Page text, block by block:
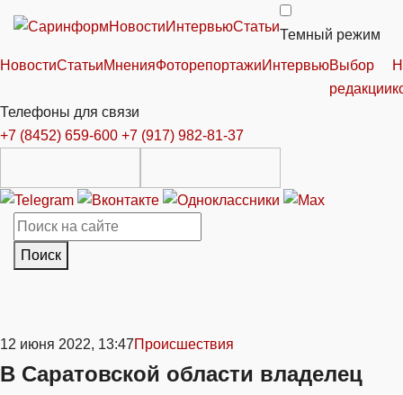
НовостиИнтервьюСтатьи
Темный режим
НовостиСтатьиМненияФоторепортажиИнтервьюВыбор
редакции
Телефоны для связи
+7 (8452) 659-600 +7 (917) 982-81-37
Поиск
12 июня 2022, 13:47Происшествия
В Саратовской области владелец